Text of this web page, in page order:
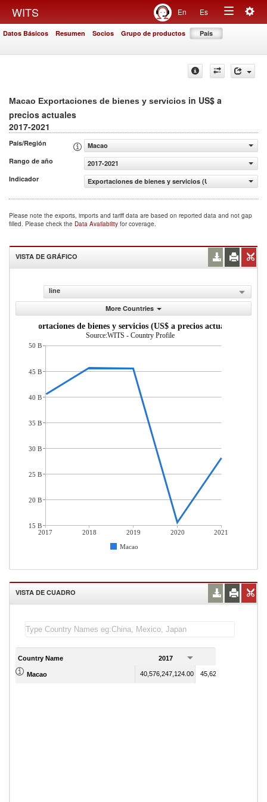
WITS En Es
Toggle
Datos Básicos Resumen Socios Grupo de productos País
Macao Exportaciones de bienes y servicios in US$ a
precios actuales
2017-2021
País/Región
Macao
Rango de año
2017-2021
Indicador
Exportaciones de bienes y servicios (US$ a precios
Please note the exports, imports and tariff data are based on reported data and not gap
filled. Please check the Data Availability for coverage.
VISTA DE GRÁFICO
line
More Countries
Exportaciones de bienes y servicios (US$ a precios actuales)
Source:WITS - Country Profile
2017 2018 2019 2020
2021
Macao
50 B
45 B
40 B
35 B
30 B
25 B
20 B
15 B
VISTA DE CUADRO
Country Name 2017
Macao 40,576,247,124.00 45,626,098,558.00